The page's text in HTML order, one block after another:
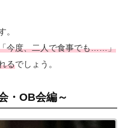
。
今度、二人で食事でも……」
るでしょう。
・OB会編～